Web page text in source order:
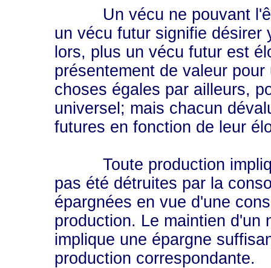
Un vécu ne pouvant
un vécu futur signifie désirer
lors, plus un vécu futur est
présentement de valeur
choses égales par ailleurs,
universel; mais chacun
futures en fonction de leur
Toute production
pas été détruites par la
épargnées en vue d'une
production. Le maintien d'un
implique une épargne
production correspondante.